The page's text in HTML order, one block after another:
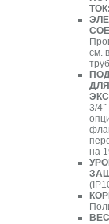
ТОК:
см.
ДЛЯ
3/4˝
на